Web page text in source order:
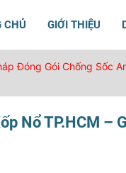
CHỦ GIỚI THIỆU
Đóng Gói Chống Sốc
Nổ TP.HCM –